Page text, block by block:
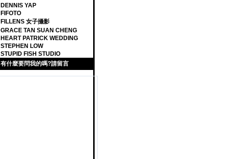
DENNIS YAP
FIFOTO
FILLENS 女子攝影
GRACE TAN SUAN CHENG
HEART PATRICK WEDDING
STEPHEN LOW
STUPID FISH STUDIO
有什麼要問我的嗎?請留言